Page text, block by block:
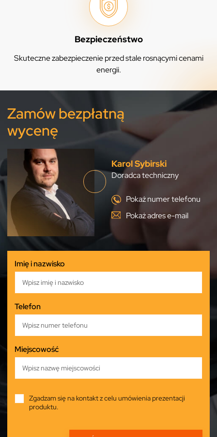
Bezpieczeństwo
Skuteczne zabezpieczenie przed stale rosnącymi cenami
energii.
Zamów bezpłatną
wycenę
Karol Sybirski
Doradca techniczny
Pokaż numer telefonu
Pokaż adres e-mail
Imię i nazwisko
Telefon
Miejscowość
Zgadzam się na kontakt z celu umówienia prezentacji
produktu.